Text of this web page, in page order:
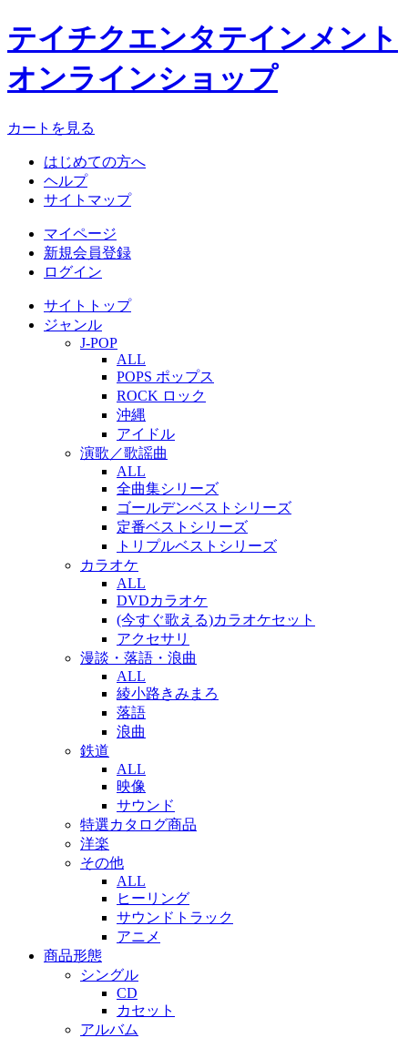
テイチクエンタテインメント
オンラインショップ
カートを見る
はじめての方へ
ヘルプ
サイトマップ
マイページ
新規会員登録
ログイン
サイトトップ
ジャンル
J-POP
ALL
POPS ポップス
ROCK ロック
沖縄
アイドル
演歌／歌謡曲
ALL
全曲集シリーズ
ゴールデンベストシリーズ
定番ベストシリーズ
トリプルベストシリーズ
カラオケ
ALL
DVDカラオケ
(今すぐ歌える)カラオケセット
アクセサリ
漫談・落語・浪曲
ALL
綾小路きみまろ
落語
浪曲
鉄道
ALL
映像
サウンド
特選カタログ商品
洋楽
その他
ALL
ヒーリング
サウンドトラック
アニメ
商品形態
シングル
CD
カセット
アルバム